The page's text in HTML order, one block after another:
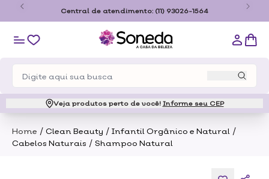
Central de atendimento: (11) 93026-1564
Veja produtos perto de você! Informe seu CEP
Home / Clean Beauty / Infantil Orgânico e Natural /
Cabelos Naturais / Shampoo Natural